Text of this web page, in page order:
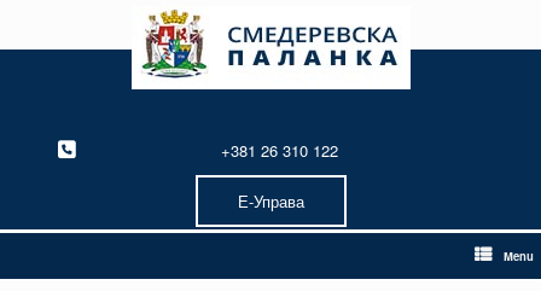
content
+381 26 310 122
Е-Управа
Menu